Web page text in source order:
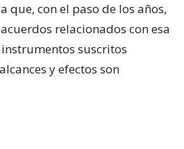
que, con el paso de los años,
relacionados con esa
suscritos
y efectos son